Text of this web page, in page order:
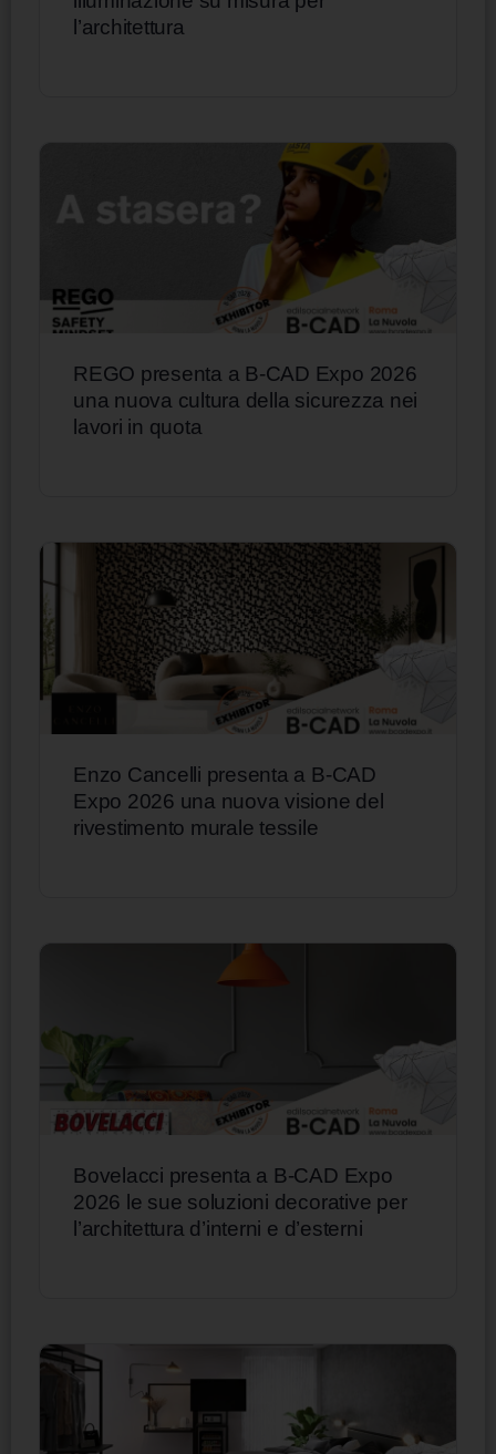
l’architettura
REGO presenta a B-CAD Expo 2026
una nuova cultura della sicurezza nei
lavori in quota
Enzo Cancelli presenta a B-CAD
Expo 2026 una nuova visione del
rivestimento murale tessile
Bovelacci presenta a B-CAD Expo
2026 le sue soluzioni decorative per
l’architettura d’interni e d’esterni